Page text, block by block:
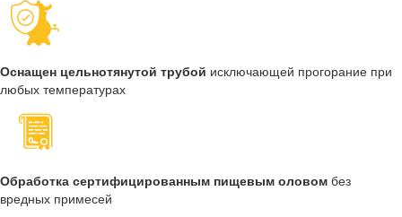
Оснащен цельнотянутой трубой исключающей прогорание при
любых температурах
Обработка сертифицированным пищевым оловом без
вредных примесей